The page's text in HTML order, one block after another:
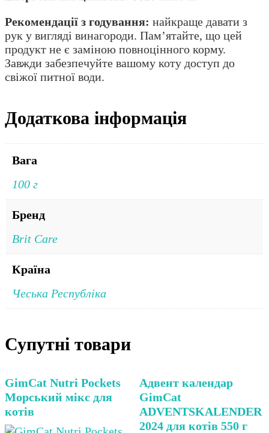
Рекомендації з годування: найкраще давати з
рук у вигляді винагороди. Пам’ятайте, що цей
продукт не є заміною повноцінного корму.
Завжди забезпечуйте вашому коту доступ до
свіжої питної води.
Додаткова інформація
Вага
100 г
Бренд
Brit Care
Країна
Чеська Республіка
Супутні товари
GimCat Nutri Pockets
Морський мікс для
котів
Адвент календар
GimCat
ADVENTSKALENDER
2024 для котів 550 г